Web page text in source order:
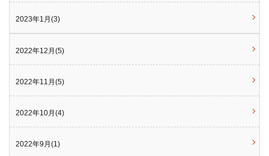
2023年1月(3)
2022年12月(5)
2022年11月(5)
2022年10月(4)
2022年9月(1)